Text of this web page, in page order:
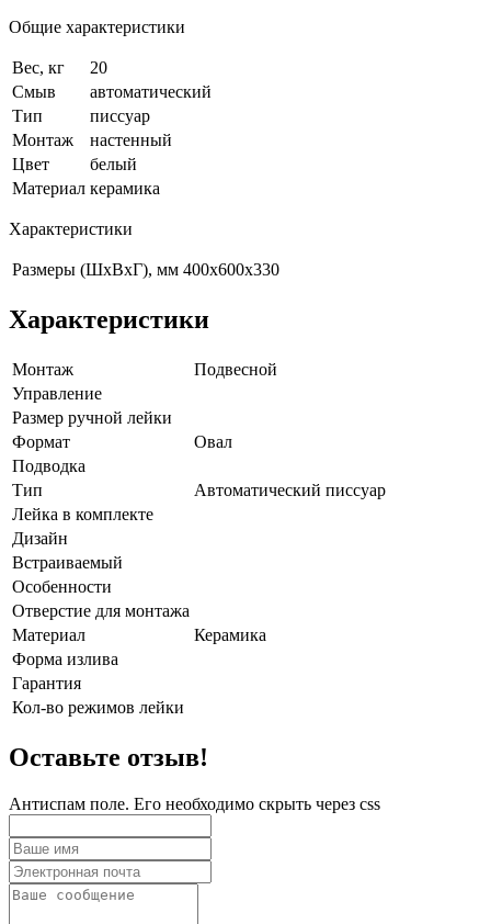
Общие характеристики
Вес, кг
20
Смыв
автоматический
Тип
писсуар
Монтаж
настенный
Цвет
белый
Материал керамика
Характеристики
Размеры (ШхВхГ), мм 400х600х330
Характеристики
Монтаж
Подвесной
Управление
Размер ручной лейки
Формат
Овал
Подводка
Тип
Автоматический писсуар
Лейка в комплекте
Дизайн
Встраиваемый
Особенности
Отверстие для монтажа
Материал
Керамика
Форма излива
Гарантия
Кол-во режимов лейки
Оставьте отзыв!
Антиспам поле. Его необходимо скрыть через css